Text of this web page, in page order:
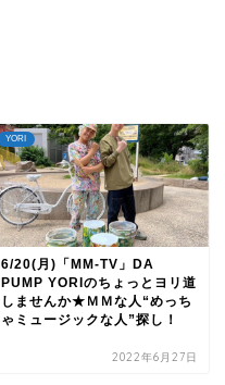
YORI
6/20(月)「MM-TV」DA
PUMP YORIのちょっとヨリ道
しませんか★ＭＭな人“めっち
ゃミュージックな人”探し！
2022年6月27日